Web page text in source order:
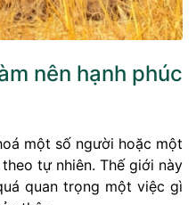
nên hạnh phúc
một số người hoặc một
tự nhiên. Thế giới này
quan trọng một việc gì